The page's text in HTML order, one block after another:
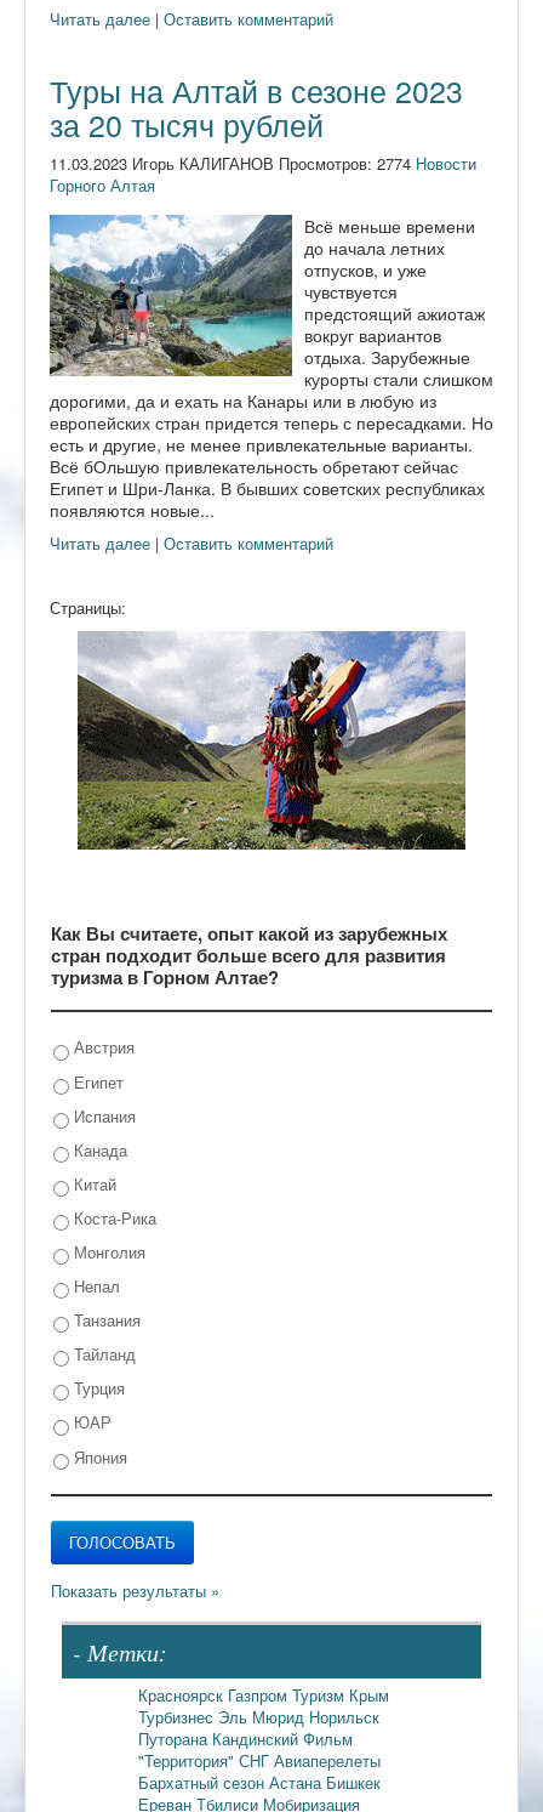
Читать далее | Оставить комментарий
Туры на Алтай в сезоне 2023
за 20 тысяч рублей
11.03.2023 Игорь КАЛИГАНОВ Просмотров: 2774 Новости
Горного Алтая
Всё меньше времени
до начала летних
отпусков, и уже
чувствуется
предстоящий ажиотаж
вокруг вариантов
отдыха. Зарубежные
курорты стали слишком
дорогими, да и ехать на Канары или в любую из
европейских стран придется теперь с пересадками. Но
есть и другие, не менее привлекательные варианты.
Всё бОльшую привлекательность обретают сейчас
Египет и Шри-Ланка. В бывших советских республиках
появляются новые...
Читать далее | Оставить комментарий
Страницы:
Как Вы считаете, опыт какой из зарубежных
стран подходит больше всего для развития
туризма в Горном Алтае?
Австрия
Египет
Испания
Канада
Китай
Коста-Рика
Монголия
Непал
Танзания
Тайланд
Турция
ЮАР
Япония
- Метки:
Красноярск Газпром Туризм Крым
Турбизнес Эль Мюрид Норильск
Путорана Кандинский Фильм
"Территория" СНГ Авиаперелеты
Бархатный сезон Астана Бишкек
Ереван Тбилиси Мобиризация